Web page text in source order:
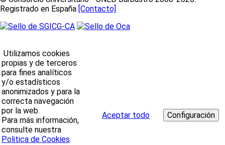
Registrado en España [Contacto]
Utilizamos cookies
propias y de terceros
para fines analíticos
y/o estadísticos
anonimizados y para la
correcta navegación
por la web.
Para más información,
consulte nuestra
Politica de Cookies.
Aceptar todo